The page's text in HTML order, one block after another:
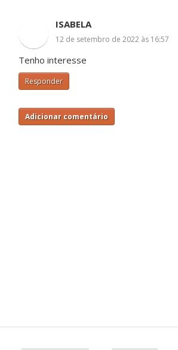
ISABELA
12 de setembro de 2022 às 16:57
Tenho interesse
Responder
Adicionar comentário